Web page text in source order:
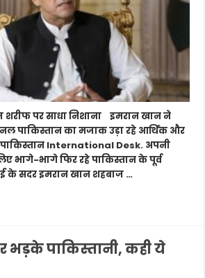
शरीफ पर साधा निशाना इमरान खान ने
पाकिस्तान का मजाक उड़ा रहे आर्थिक और
International Desk. अपनी
भागे-भागे फिर रहे पाकिस्तान के पूर्व
के सदर इमरान खान शहबाज …
भड़के पाकिस्तानी, कही ये